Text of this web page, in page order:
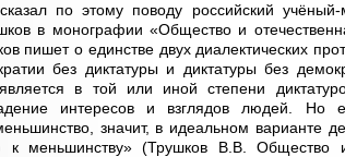
по этому поводу российский учёный-
в монографии «Общество и
пишет о единстве двух диалектических
без диктатуры и диктатуры без
в той или иной степени
интересов и взглядов людей. Но
значит, в идеальном варианте
к меньшинству» (Трушков В.В. Общество и